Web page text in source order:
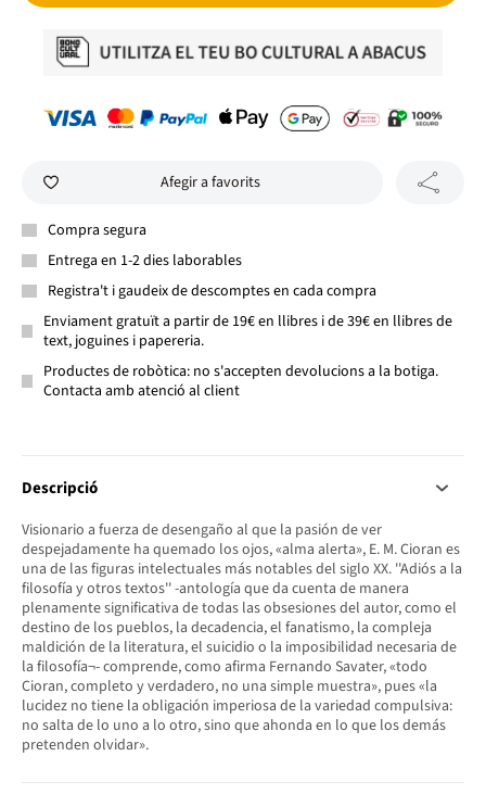
Afegir a favorits
Compra segura
Entrega en 1-2 dies laborables
Registra't i gaudeix de descomptes en cada compra
Enviament gratuït a partir de 19€ en llibres i de 39€ en llibres de
text, joguines i papereria.
Productes de robòtica: no s'accepten devolucions a la botiga.
Contacta amb atenció al client
Descripció
Visionario a fuerza de desengaño al que la pasión de ver
despejadamente ha quemado los ojos, «alma alerta», E. M. Cioran es
una de las figuras intelectuales más notables del siglo XX. ''Adiós a la
filosofía y otros textos'' -antología que da cuenta de manera
plenamente significativa de todas las obsesiones del autor, como el
destino de los pueblos, la decadencia, el fanatismo, la compleja
maldición de la literatura, el suicidio o la imposibilidad necesaria de
la filosofía¬- comprende, como afirma Fernando Savater, «todo
Cioran, completo y verdadero, no una simple muestra», pues «la
lucidez no tiene la obligación imperiosa de la variedad compulsiva:
no salta de lo uno a lo otro, sino que ahonda en lo que los demás
pretenden olvidar».